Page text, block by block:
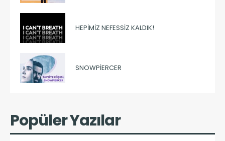
HEPIMIZ NEFESSIZ KALDIK!
SNOWPIERCER
Popüler Yazılar